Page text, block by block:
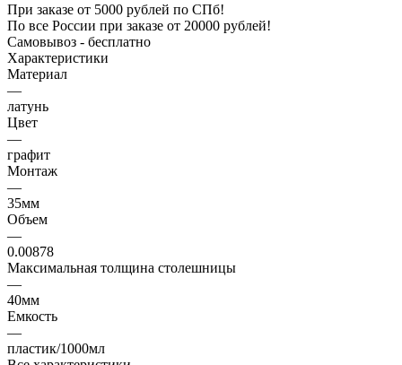
При заказе от 5000 рублей по СПб!
По все России при заказе от 20000 рублей!
Самовывоз - бесплатно
Характеристики
Материал
—
латунь
Цвет
—
графит
Монтаж
—
35мм
Объем
—
0.00878
Максимальная толщина столешницы
—
40мм
Емкость
—
пластик/1000мл